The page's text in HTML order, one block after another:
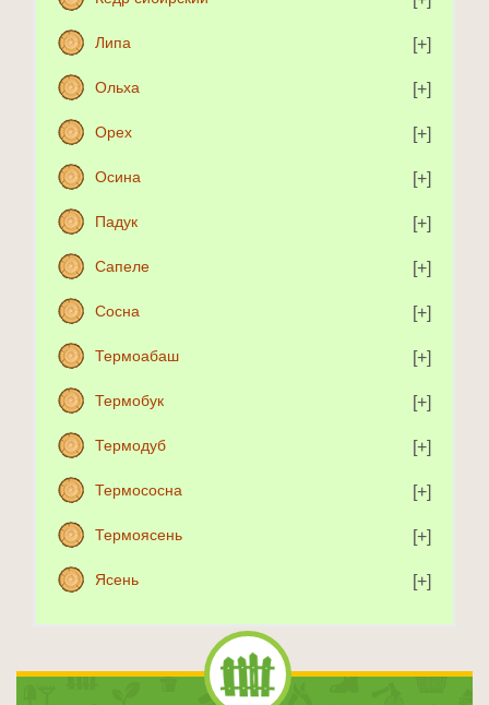
Липа
Ольха
Орех
Осина
Падук
Сапеле
Сосна
Термоабаш
Термобук
Термодуб
Термососна
Термоясень
Ясень